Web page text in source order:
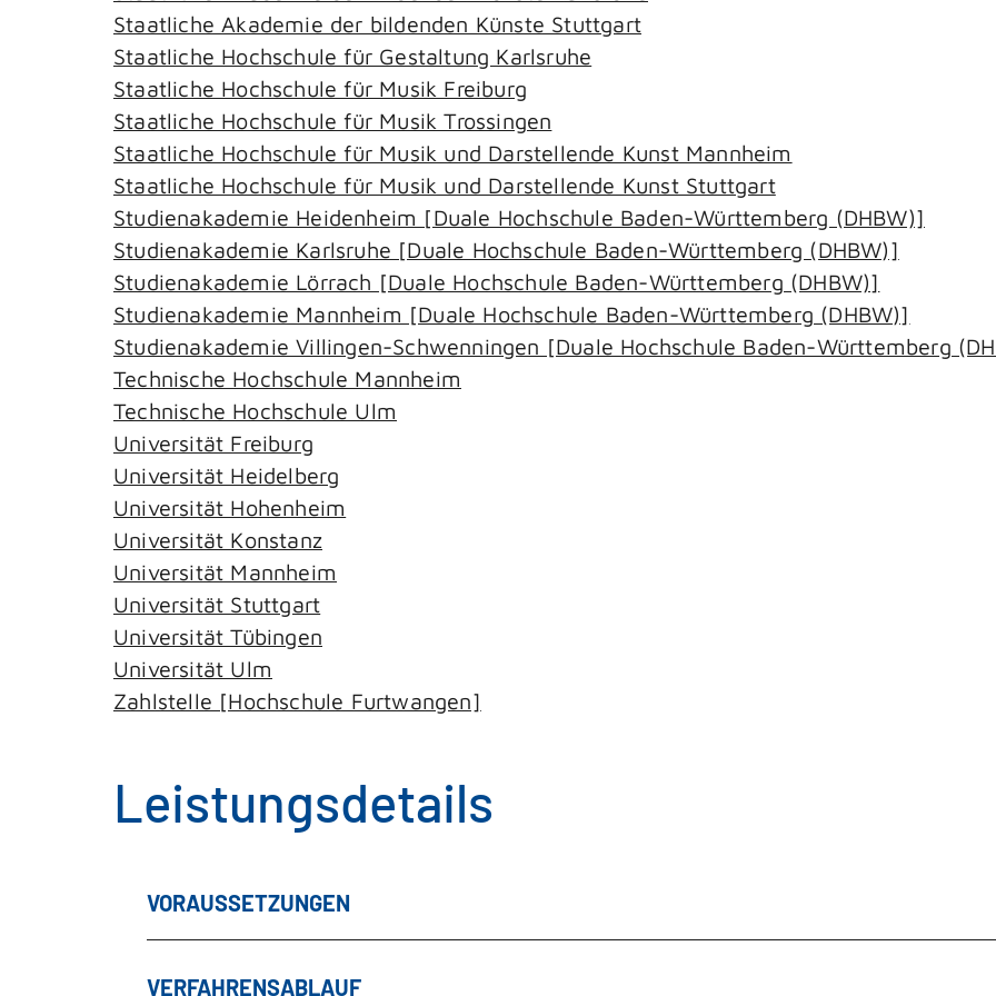
Staatliche Akademie der bildenden Künste Stuttgart
Staatliche Hochschule für Gestaltung Karlsruhe
Staatliche Hochschule für Musik Freiburg
Staatliche Hochschule für Musik Trossingen
Staatliche Hochschule für Musik und Darstellende Kunst Mannheim
Staatliche Hochschule für Musik und Darstellende Kunst Stuttgart
Studienakademie Heidenheim [Duale Hochschule Baden-Württemberg (DHBW)]
Studienakademie Karlsruhe [Duale Hochschule Baden-Württemberg (DHBW)]
Studienakademie Lörrach [Duale Hochschule Baden-Württemberg (DHBW)]
Studienakademie Mannheim [Duale Hochschule Baden-Württemberg (DHBW)]
Studienakademie Villingen-Schwenningen [Duale Hochschule Baden-Württemberg
Technische Hochschule Mannheim
Technische Hochschule Ulm
Universität Freiburg
Universität Heidelberg
Universität Hohenheim
Universität Konstanz
Universität Mannheim
Universität Stuttgart
Universität Tübingen
Universität Ulm
Zahlstelle [Hochschule Furtwangen]
Leistungsdetails
VORAUSSETZUNGEN
VERFAHRENSABLAUF